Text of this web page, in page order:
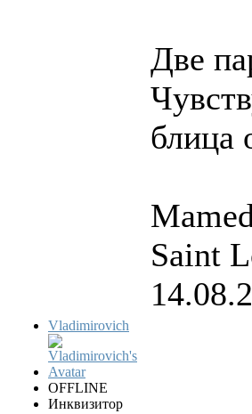
Vladimirovich
OFFLINE
Инквизитор
Две
блица
Saint